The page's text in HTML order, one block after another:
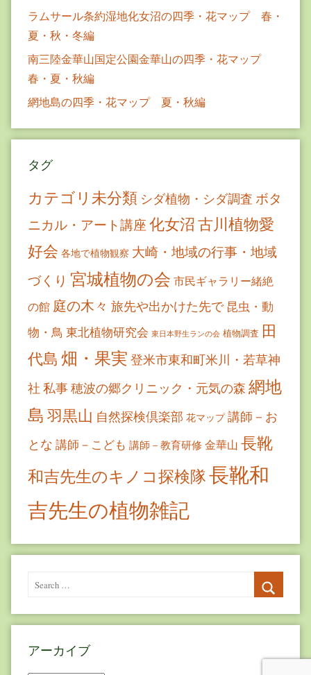
ラムサール条約湿地化女沼の四季・花マップ 春・
夏・秋・冬編
南三陸金華山国定公園金華山の四季・花マップ
春・夏・秋編
網地島の四季・花マップ 夏・秋編
タグ
カテゴリ未分類 シダ植物・シダ調査 ボタ
ニカル・アート講座 化女沼古川植物愛
好会 各地で植物観察 大崎・地域の行事・地域
づくり 宮城植物の会 市民ギャラリー緒絶
の館 庭の木々 旅先や出かけた先で 昆虫・動
物・鳥 東北植物研究会 東日本野生ランの会 植物調査 田
代島 畑・果実 登米市東和町米川・若草神
社 私事穂波の郷クリニック・元気の森 網地
島 羽黒山 自然探検倶楽部 花マップ 講師－お
とな 講師－こども 講師－教育研修 金華山 長靴
和吉先生のキノコ探検隊長靴和
吉先生の植物雑記
Search
アーカイブ